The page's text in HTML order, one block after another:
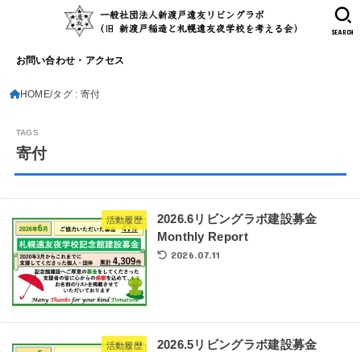
お問い合わせ・アクセス
SEARCH
HOME タグ : 寄付
寄付
活動履歴
2026.6リビングラボ建設募金
Monthly Report
2026.07.11
活動履歴
2026.5リビングラボ建設募金